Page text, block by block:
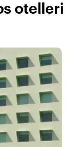
otelleri